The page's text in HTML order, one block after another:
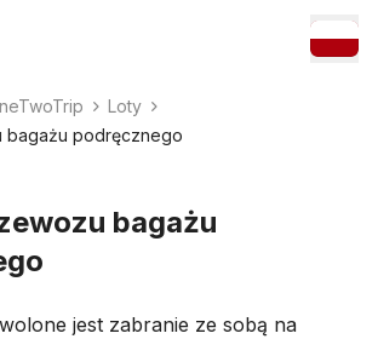
Loty
bagażu podręcznego
bagażu
jest zabranie ze sobą na